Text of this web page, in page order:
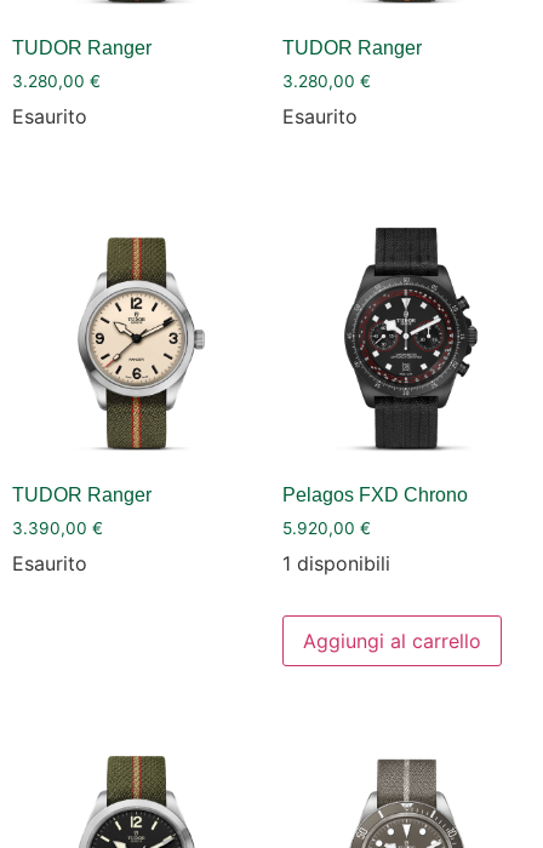
TUDOR Ranger
3.280,00 €
Esaurito
TUDOR Ranger
3.280,00 €
Esaurito
TUDOR Ranger
3.390,00 €
Esaurito
Pelagos FXD Chrono
5.920,00 €
1 disponibili
Aggiungi al carrello